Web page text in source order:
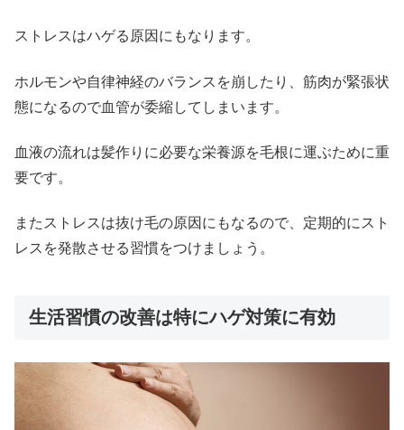
ストレスはハゲる原因にもなります。
ホルモンや自律神経のバランスを崩したり、筋肉が緊張状
態になるので血管が委縮してしまいます。
血液の流れは髪作りに必要な栄養源を毛根に運ぶために重
要です。
またストレスは抜け毛の原因にもなるので、定期的にスト
レスを発散させる習慣をつけましょう。
生活習慣の改善は特にハゲ対策に有効